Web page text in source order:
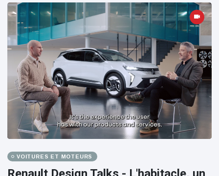
VOITURES ET MOTEURS